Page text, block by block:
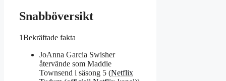
Snabböversikt
1Bekräftade fakta
JoAnna Garcia Swisher
återvände som Maddie
Townsend i säsong 5 (Netflix